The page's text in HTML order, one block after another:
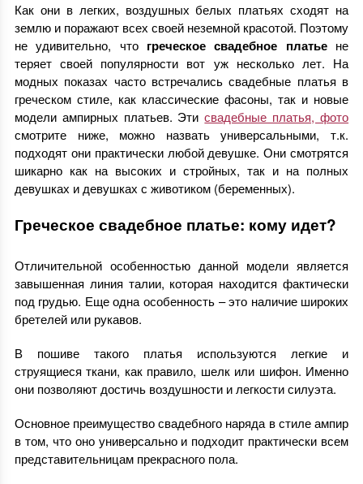
Как они в легких, воздушных белых платьях сходят на
землю и поражают всех своей неземной красотой. Поэтому
не удивительно, что греческое свадебное платьене
теряет своей популярности вот уж несколько лет. На
модных показах часто встречались свадебные платья в
греческом стиле, как классические фасоны, так и новые
модели ампирных платьев. Этисвадебные платья, фото
смотрите ниже, можно назвать универсальными, т.к.
подходят они практически любой девушке. Они смотрятся
шикарно как на высоких и стройных, так и на полных
девушках и девушках с животиком (беременных).
Греческое свадебное платье: кому идет?
Отличительной особенностью данной модели является
завышенная линия талии, которая находится фактически
под грудью. Еще одна особенность – это наличие широких
бретелей или рукавов.
В пошиве такого платья используются легкие и
струящиеся ткани, как правило, шелк или шифон. Именно
они позволяют достичь воздушности и легкости силуэта.
Основное преимущество свадебного наряда в стиле ампир
в том, что оно универсально и подходит практически всем
представительницам прекрасного пола.